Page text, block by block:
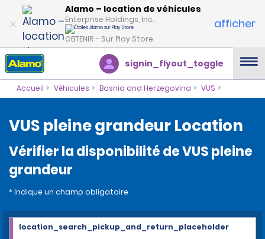
Alamo – location de véhicules
Enterprise Holdings, Inc.
OBTENIR – Sur Play Store
afficher
signin_flyout_toggle
Accueil Véhicules Bosnia and Herzegovina VUS
VUS pleine grandeur Location
Vérifier la disponibilité de VUS pleine
grandeur
* Indique un champ obligatoire
location_search_pickup_and_return_placeholder